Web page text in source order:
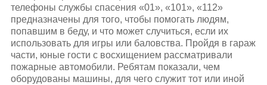
телефоны службы спасения «01», «101», «112»
предназначены для того, чтобы помогать людям,
попавшим в беду, и что может случиться, если их
использовать для игры или баловства. Пройдя в гараж
части, юные гости с восхищением рассматривали
пожарные автомобили. Ребятам показали, чем
оборудованы машины, для чего служит тот или иной